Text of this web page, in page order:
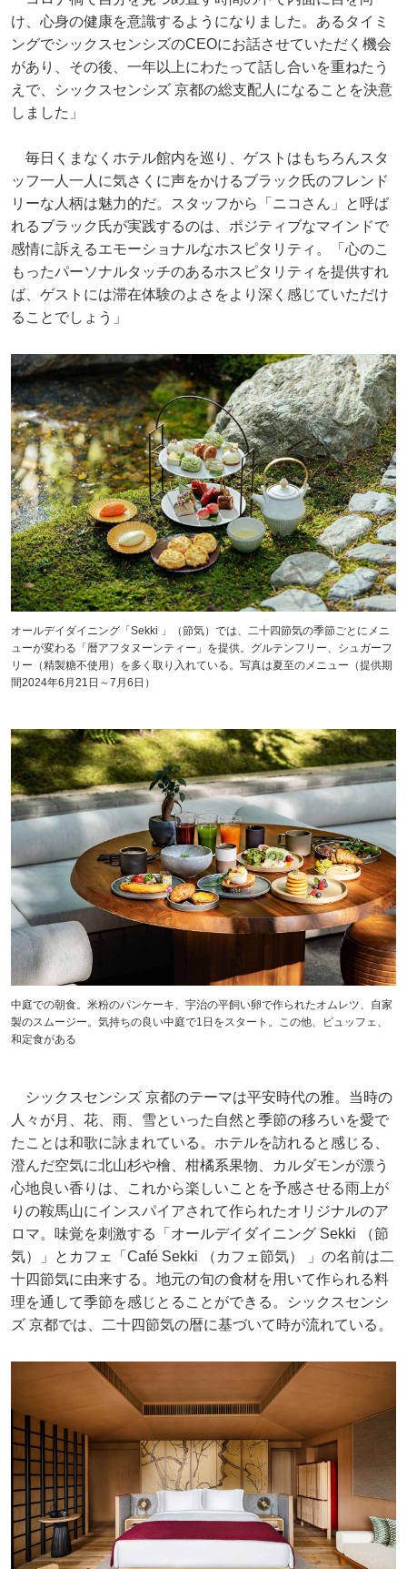
け、心身の健康を意識するようになりました。あるタイミ
ングでシックスセンシズのCEOにお話させていただく機会
があり、その後、一年以上にわたって話し合いを重ねたう
えで、シックスセンシズ 京都の総支配人になることを決意
しました」
毎日くまなくホテル館内を巡り、ゲストはもちろんスタ
ッフ一人一人に気さくに声をかけるブラック氏のフレンド
リーな人柄は魅力的だ。スタッフから「ニコさん」と呼ば
れるブラック氏が実践するのは、ポジティブなマインドで
感情に訴えるエモーショナルなホスピタリティ。「心のこ
もったパーソナルタッチのあるホスピタリティを提供すれ
ば、ゲストには滞在体験のよさをより深く感じていただけ
ることでしょう」
オールデイダイニング「Sekki 」（節気）では、二十四節気の季節ごとにメニ
ューが変わる「暦アフタヌーンティー」を提供。グルテンフリー、シュガーフ
リー（精製糖不使用）を多く取り入れている。写真は夏至のメニュー（提供期
間2024年6月21日～7月6日）
中庭での朝食。米粉のパンケーキ、宇治の平飼い卵で作られたオムレツ、自家
製のスムージー。気持ちの良い中庭で1日をスタート。この他、ビュッフェ、
和定食がある
シックスセンシズ 京都のテーマは平安時代の雅。当時の
人々が月、花、雨、雪といった自然と季節の移ろいを愛で
たことは和歌に詠まれている。ホテルを訪れると感じる、
澄んだ空気に北山杉や檜、柑橘系果物、カルダモンが漂う
心地良い香りは、これから楽しいことを予感させる雨上が
りの鞍馬山にインスパイアされて作られたオリジナルのア
ロマ。味覚を刺激する「オールデイダイニング Sekki （節
気）」とカフェ「Café Sekki （カフェ節気） 」の名前は二
十四節気に由来する。地元の旬の食材を用いて作られる料
理を通して季節を感じとることができる。シックスセンシ
ズ 京都では、二十四節気の暦に基づいて時が流れている。